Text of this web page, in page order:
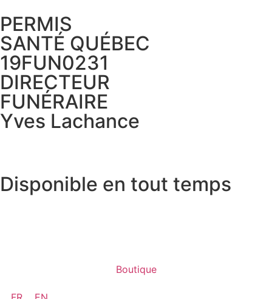
PERMIS
SANTÉ QUÉBEC
19FUN0231
DIRECTEUR
FUNÉRAIRE
Yves Lachance
Disponible en tout temps
Boutique